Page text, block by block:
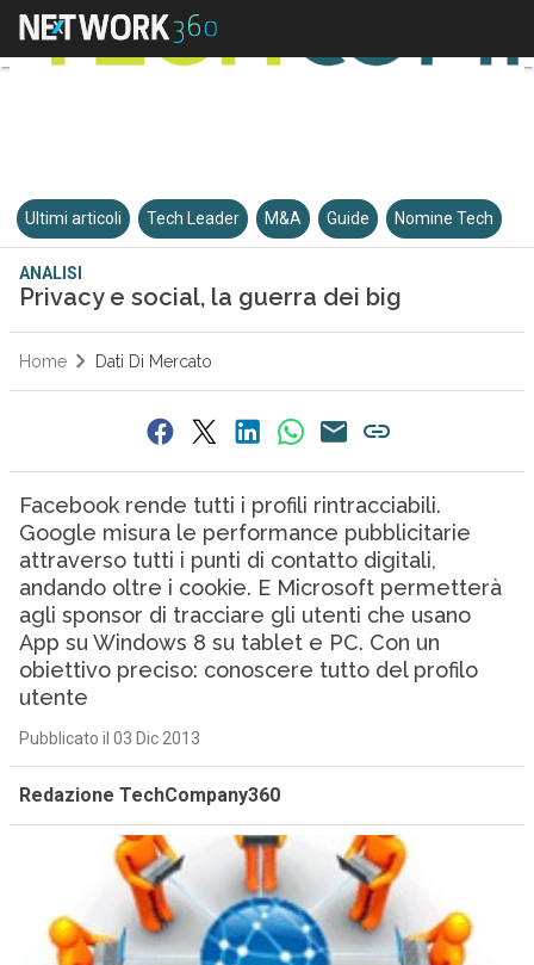
Ultimi articoli Tech Leader M&A Guide Nomine Tech
ANALISI
Privacy e social, la guerra dei big
Home Dati Di Mercato
Facebook rende tutti i profili rintracciabili.
Google misura le performance pubblicitarie
attraverso tutti i punti di contatto digitali,
andando oltre i cookie. E Microsoft permetterà
agli sponsor di tracciare gli utenti che usano
App su Windows 8 su tablet e PC. Con un
obiettivo preciso: conoscere tutto del profilo
utente
Pubblicato il 03 Dic 2013
Redazione TechCompany360